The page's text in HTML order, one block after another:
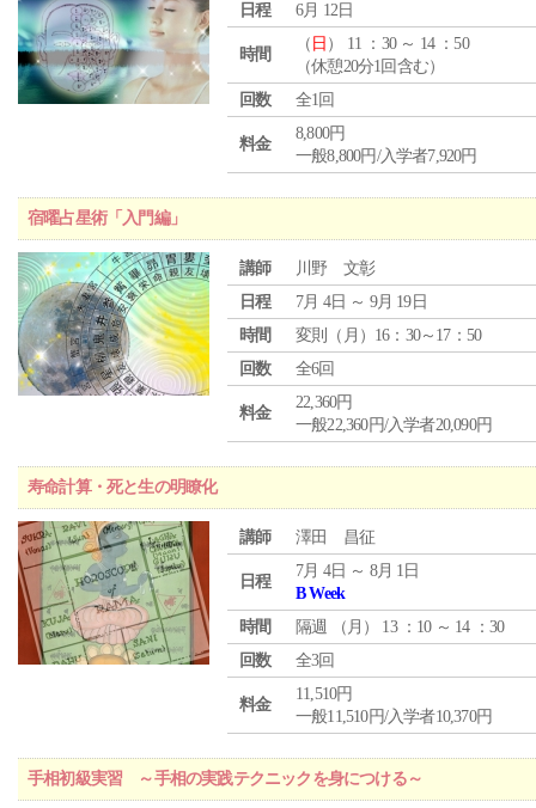
日程
6月 12日
時間
（ 日 ） 11 ：30 ～ 14 ：50
（休憩20分1回含む）
回数
全1回
料金
8,800円
一般8,800円/入学者7,920円
宿曜占星術「入門編」
講師
川野 文彰
日程
7月 4日 ～ 9月 19日
時間
変則（月）16：30～17：50
回数
全6回
料金
22,360円
一般22,360円/入学者20,090円
寿命計算・死と生の明瞭化
講師 澤田 昌征
日程
7月 4日 ～ 8月 1日
B Week
時間
隔週 （ 月 ） 13 ：10 ～ 14 ：30
回数
全3回
料金
11,510円
一般11,510円/入学者10,370円
手相初級実習 ～手相の実践テクニックを身につける～